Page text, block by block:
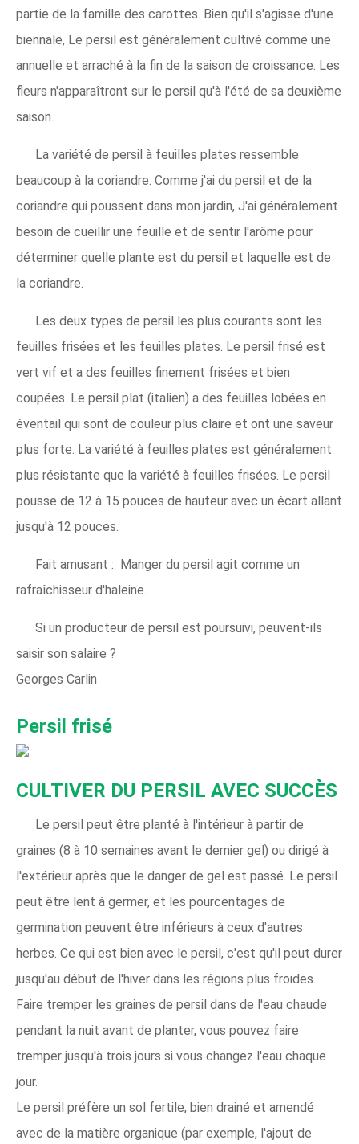
partie de la famille des carottes. Bien qu'il s'agisse d'une
biennale, Le persil est généralement cultivé comme une
annuelle et arraché à la fin de la saison de croissance. Les
fleurs n'apparaîtront sur le persil qu'à l'été de sa deuxième
saison.
La variété de persil à feuilles plates ressemble
beaucoup à la coriandre. Comme j'ai du persil et de la
coriandre qui poussent dans mon jardin, J'ai généralement
besoin de cueillir une feuille et de sentir l'arôme pour
déterminer quelle plante est du persil et laquelle est de
la coriandre.
Les deux types de persil les plus courants sont les
feuilles frisées et les feuilles plates. Le persil frisé est
vert vif et a des feuilles finement frisées et bien
coupées. Le persil plat (italien) a des feuilles lobées en
éventail qui sont de couleur plus claire et ont une saveur
plus forte. La variété à feuilles plates est généralement
plus résistante que la variété à feuilles frisées. Le persil
pousse de 12 à 15 pouces de hauteur avec un écart allant
jusqu'à 12 pouces.
Fait amusant : Manger du persil agit comme un
rafraîchisseur d'haleine.
Si un producteur de persil est poursuivi, peuvent-ils
saisir son salaire ?
Georges Carlin
Persil frisé
CULTIVER DU PERSIL AVEC SUCCÈS
Le persil peut être planté à l'intérieur à partir de
graines (8 à 10 semaines avant le dernier gel) ou dirigé à
l'extérieur après que le danger de gel est passé. Le persil
peut être lent à germer, et les pourcentages de
germination peuvent être inférieurs à ceux d'autres
herbes. Ce qui est bien avec le persil, c'est qu'il peut durer
jusqu'au début de l'hiver dans les régions plus froides.
Faire tremper les graines de persil dans de l'eau chaude
pendant la nuit avant de planter, vous pouvez faire
tremper jusqu'à trois jours si vous changez l'eau chaque
jour.
Le persil préfère un sol fertile, bien drainé et amendé
avec de la matière organique (par exemple, l'ajout de